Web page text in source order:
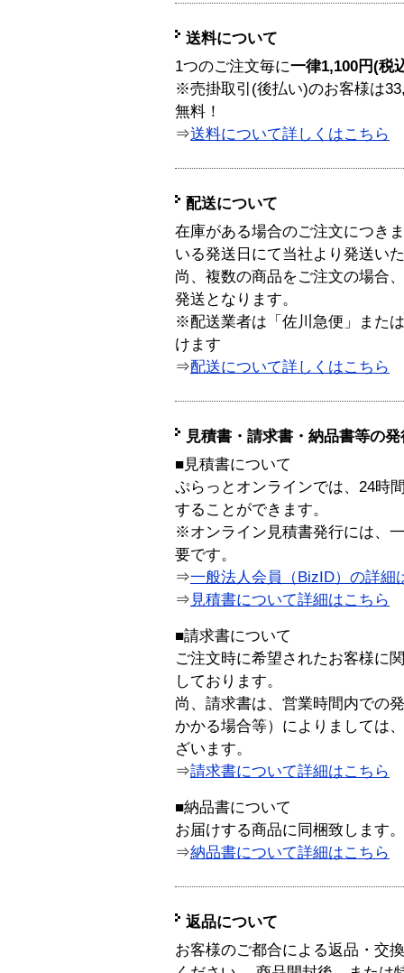
送料について
1つのご注文毎に一律1,100円(税
※売掛取引(後払い)のお客様は
無料！
⇒送料について詳しくはこちら
配送について
在庫がある場合のご注文につき
いる発送日にて当社より発送い
尚、複数の商品をご注文の場合
発送となります。
※配送業者は「佐川急便」また
けます
⇒配送について詳しくはこちら
見積書・請求書・納品書等の
■見積書について
ぷらっとオンラインでは、24時
することができます。
※オンライン見積書発行には、
要です。
⇒一般法人会員（BizID）の詳細
⇒ 見積書について詳細はこちら
■請求書について
ご注文時に希望されたお客様に
しております。
尚、請求書は、営業時間内での
かかる場合等）によりましては
ざいます。
⇒請求書について詳細はこちら
■納品書について
お届けする商品に同梱致します。
⇒納品書について詳細はこちら
返品について
お客様のご都合による返品・交